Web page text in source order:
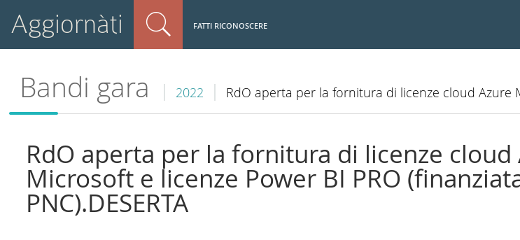
Aggiornàti FATTI RICONOSCERE
Bandi gara 2022 RdO aperta per la fornitura di licenze cloud Azure
RdO aperta per la fornitura di licenze cloud
Microsoft e licenze Power BI PRO
PNC).DESERTA